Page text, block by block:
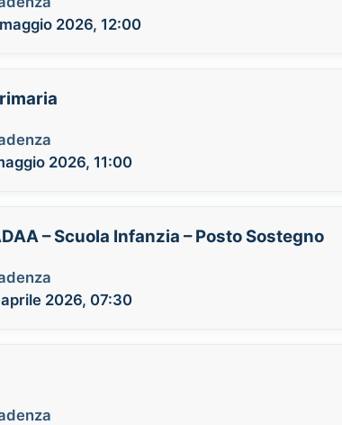
2026, 12:00
2026, 11:00
– Scuola Infanzia – Posto Sostegno
2026, 07:30